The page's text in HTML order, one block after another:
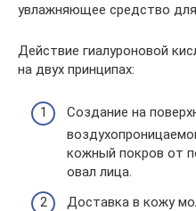
увлажняющее средство
Действие гиалуроновой
на двух принципах:
Создание на
кожный покров от
овал лица.
Доставка в кожу